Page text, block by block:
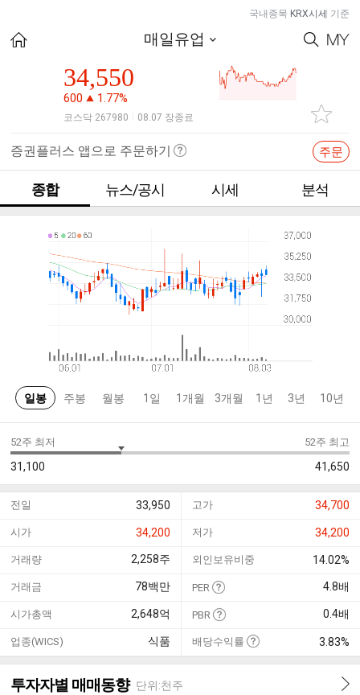
국내종목 KRX시세 기준
매일유업
34,550
600 1.77%
코스닥 267980 08.07 장종료
증권플러스 앱으로 주문하기 주문
종합 뉴스/공시 시세 분석
일봉 주봉 월봉 1일 1개월 3개월 1년 3년 10년
52주 최저
31,100
52주 최고
41,650
전일 33,950 고가 34,700
시가 34,200 저가 34,200
거래량 2,258주 외인보유비중 14.02%
거래금 78백만 PER 4.8배
시가총액 2,648억 PBR 0.4배
업종(WICS) 식품 배당수익률 3.83%
투자자별 매매동향 단위:천주